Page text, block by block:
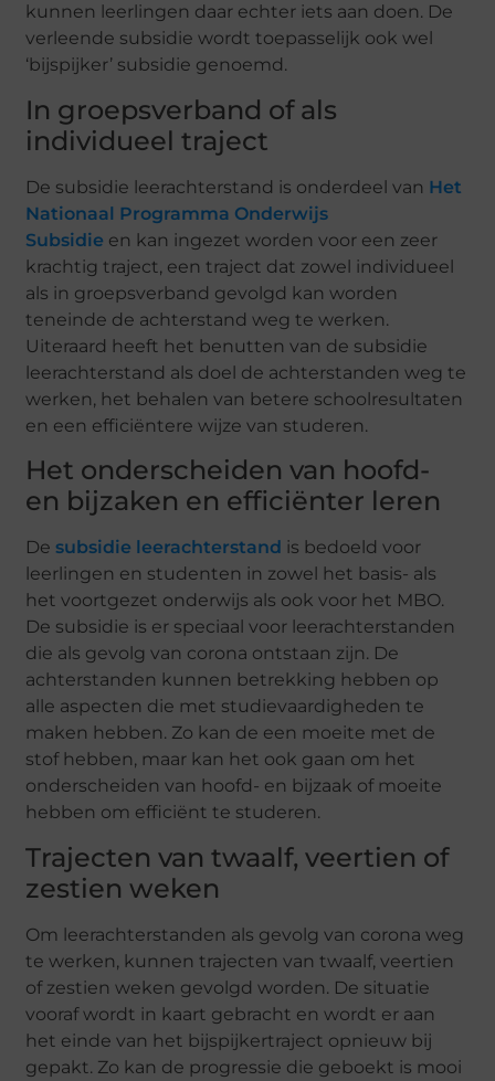
kunnen leerlingen daar echter iets aan doen. De
verleende subsidie wordt toepasselijk ook wel
‘bijspijker’ subsidie genoemd.
In groepsverband of als
individueel traject
De subsidie leerachterstand is onderdeel van Het
Nationaal Programma Onderwijs
Subsidie en kan ingezet worden voor een zeer
krachtig traject, een traject dat zowel individueel
als in groepsverband gevolgd kan worden
teneinde de achterstand weg te werken.
Uiteraard heeft het benutten van de subsidie
leerachterstand als doel de achterstanden weg te
werken, het behalen van betere schoolresultaten
en een efficiëntere wijze van studeren.
Het onderscheiden van hoofd-
en bijzaken en efficiënter leren
Desubsidie leerachterstand is bedoeld voor
leerlingen en studenten in zowel het basis- als
het voortgezet onderwijs als ook voor het MBO.
De subsidie is er speciaal voor leerachterstanden
die als gevolg van corona ontstaan zijn. De
achterstanden kunnen betrekking hebben op
alle aspecten die met studievaardigheden te
maken hebben. Zo kan de een moeite met de
stof hebben, maar kan het ook gaan om het
onderscheiden van hoofd- en bijzaak of moeite
hebben om efficiënt te studeren.
Trajecten van twaalf, veertien of
zestien weken
Om leerachterstanden als gevolg van corona weg
te werken, kunnen trajecten van twaalf, veertien
of zestien weken gevolgd worden. De situatie
vooraf wordt in kaart gebracht en wordt er aan
het einde van het bijspijkertraject opnieuw bij
gepakt. Zo kan de progressie die geboekt is mooi